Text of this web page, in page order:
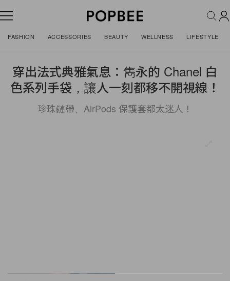
FASHION ACCESSORIES BEAUTY WELLNESS LIFESTYLE
穿出法式典雅氣息：雋永的 Chanel 白
色系列手袋，讓人一刻都移不開視線！
珍珠鏈帶、AirPods 保護套都太迷人！